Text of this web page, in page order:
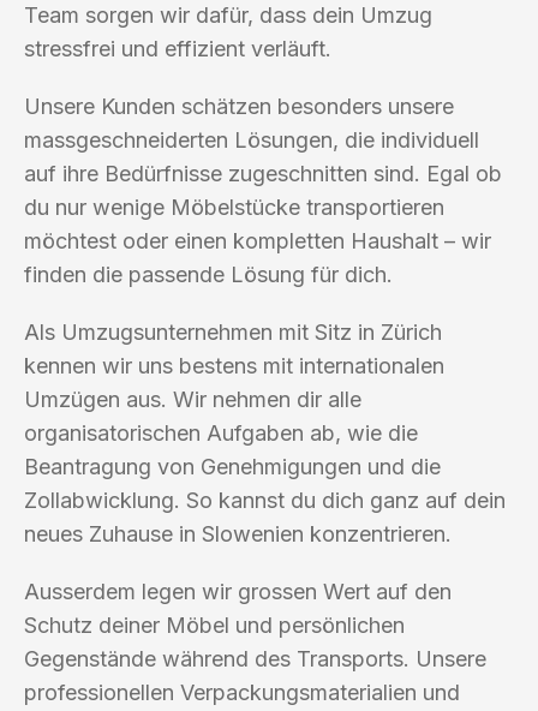
Team sorgen wir dafür, dass dein Umzug
stressfrei und effizient verläuft.
Unsere Kunden schätzen besonders unsere
massgeschneiderten Lösungen, die individuell
auf ihre Bedürfnisse zugeschnitten sind. Egal ob
du nur wenige Möbelstücke transportieren
möchtest oder einen kompletten Haushalt – wir
finden die passende Lösung für dich.
Als Umzugsunternehmen mit Sitz in Zürich
kennen wir uns bestens mit internationalen
Umzügen aus. Wir nehmen dir alle
organisatorischen Aufgaben ab, wie die
Beantragung von Genehmigungen und die
Zollabwicklung. So kannst du dich ganz auf dein
neues Zuhause in Slowenien konzentrieren.
Ausserdem legen wir grossen Wert auf den
Schutz deiner Möbel und persönlichen
Gegenstände während des Transports. Unsere
professionellen Verpackungsmaterialien und